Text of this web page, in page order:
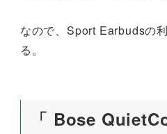
なので、Sport Earbudsの
る。
「 Bose